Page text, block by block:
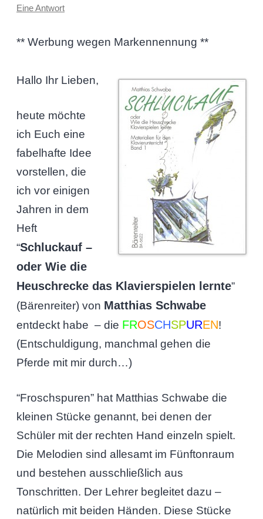
Eine Antwort
** Werbung wegen Markennennung **
Hallo Ihr Lieben,
heute möchte
ich Euch eine
fabelhafte Idee
vorstellen, die
ich vor einigen
Jahren in dem
Heft
“Schluckauf –
oder Wie die
Heuschrecke das Klavierspielen lernte”
(Bärenreiter) von Matthias Schwabe
entdeckt habe – die FROSCHSPUREN!
(Entschuldigung, manchmal gehen die
Pferde mit mir durch…)
“Froschspuren” hat Matthias Schwabe die
kleinen Stücke genannt, bei denen der
Schüler mit der rechten Hand einzeln spielt.
Die Melodien sind allesamt im Fünftonraum
und bestehen ausschließlich aus
Tonschritten. Der Lehrer begleitet dazu –
natürlich mit beiden Händen. Diese Stücke